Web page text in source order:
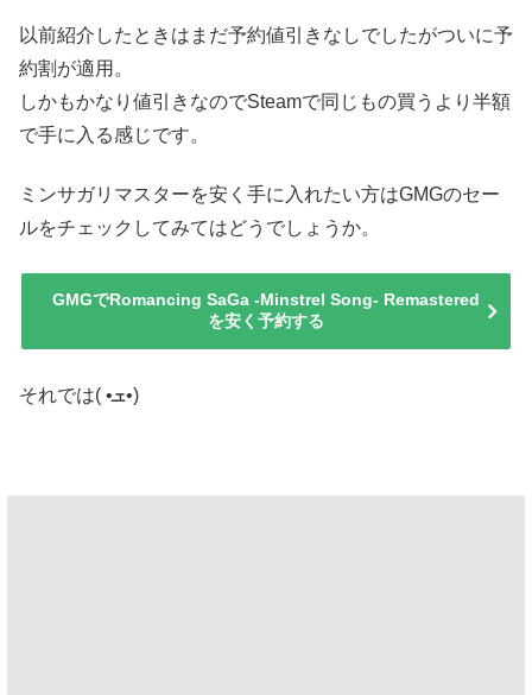
以前紹介したときはまだ予約値引きなしでしたがついに予
約割が適用。
しかもかなり値引きなのでSteamで同じもの買うより半額
で手に入る感じです。
ミンサガリマスターを安く手に入れたい方はGMGのセー
ルをチェックしてみてはどうでしょうか。
GMGでRomancing SaGa -Minstrel Song- Remastered
を安く予約する
それでは( •ܫ•)